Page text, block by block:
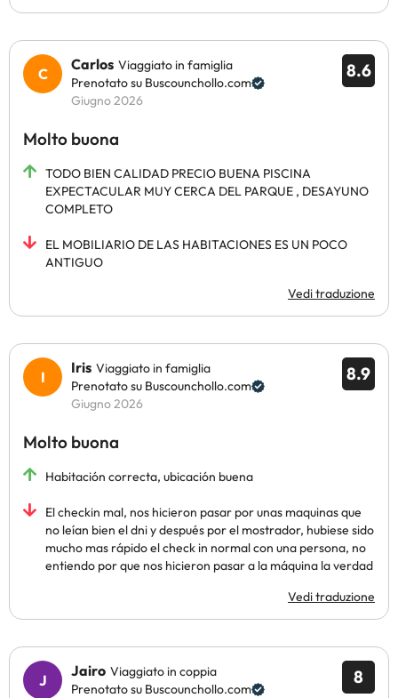
8.6
Carlos Viaggiato in famiglia
Prenotato su Buscounchollo.com
Giugno 2026
Molto buona
TODO BIEN CALIDAD PRECIO BUENA PISCINA
EXPECTACULAR MUY CERCA DEL PARQUE , DESAYUNO
COMPLETO
EL MOBILIARIO DE LAS HABITACIONES ES UN POCO
ANTIGUO
Vedi traduzione
8.9
Iris Viaggiato in famiglia
Prenotato su Buscounchollo.com
Giugno 2026
Molto buona
Habitación correcta, ubicación buena
El checkin mal, nos hicieron pasar por unas maquinas que
no leían bien el dni y después por el mostrador, hubiese sido
mucho mas rápido el check in normal con una persona, no
entiendo por que nos hicieron pasar a la máquina la verdad
Vedi traduzione
8
Jairo Viaggiato in coppia
Prenotato su Buscounchollo.com